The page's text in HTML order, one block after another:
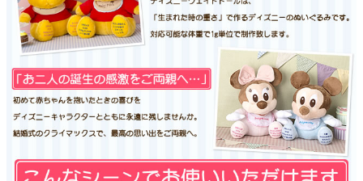
会社概要
よくあるご質問
ドメイン指定受信について
無料サンプル・資料請求